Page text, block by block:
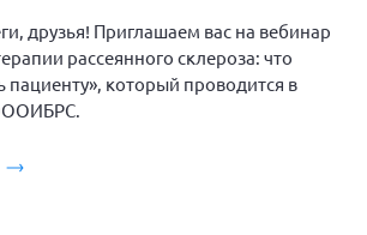
Зрячева Н.В.
Шишлянников Ф.В.
служба
Черненко Д.Е.
друзья! Приглашаем вас на вебинар
рассеянного склероза: что
пациенту», который проводится в